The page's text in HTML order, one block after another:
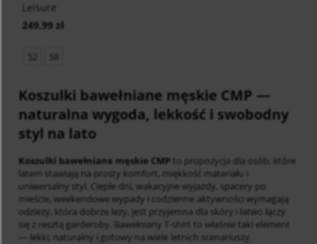
Leisure
249,99 zł
52 58
Koszulki bawełniane męskie CMP —
naturalna wygoda, lekkość i swobodny
styl na lato
Koszulki bawełniane męskie CMP to propozycja dla osób, które
latem stawiają na prosty komfort, miękkość materiału i
uniwersalny styl. Ciepłe dni, wakacyjne wyjazdy, spacery po
mieście, weekendowe wypady i codzienne aktywności wymagają
odzieży, która dobrze leży, jest przyjemna dla skóry i łatwo łączy
się z resztą garderoby. Bawełniany T-shirt to właśnie taki element
— lekki, naturalny i gotowy na wiele letnich scenariuszy.